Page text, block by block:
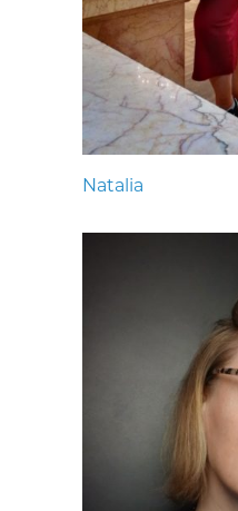
Natalia